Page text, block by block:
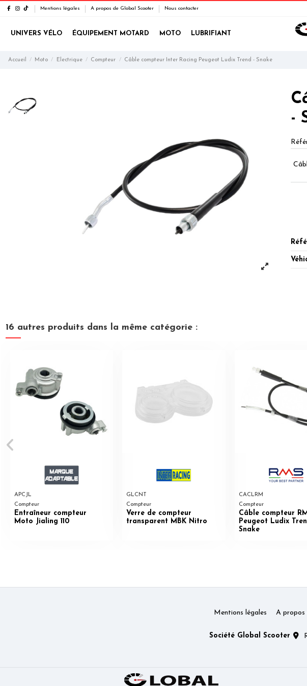
Mentions légales A propos de Global Scooter Nous contacter
UNIVERS VÉLO ÉQUIPEMENT MOTARD MOTO LUBRIFIANT
Accueil Moto Electrique Compteur Câble compteur Inter Racing Peugeot Ludix Trend - Snake
-
16 autres produits dans la même catégorie :
APCJL
Compteur
Entraîneur compteur
Moto Jialing 110
GLCNT
Compteur
Verre de compteur
transparent MBK Nitro
CACLRM
Compteur
Câble compteur
Peugeot Ludix
Snake
Mentions légales A propos
Société Global Scooter